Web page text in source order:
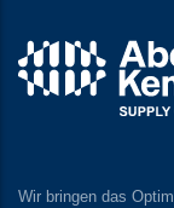
Wir bringen das